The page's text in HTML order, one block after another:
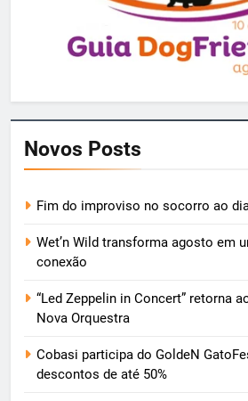
Novos Posts
Fim do improviso no socorro ao
Wet’n Wild transforma agosto em
conexão
“Led Zeppelin in Concert” retorna
Nova Orquestra
Cobasi participa do GoldeN
descontos de até 50%